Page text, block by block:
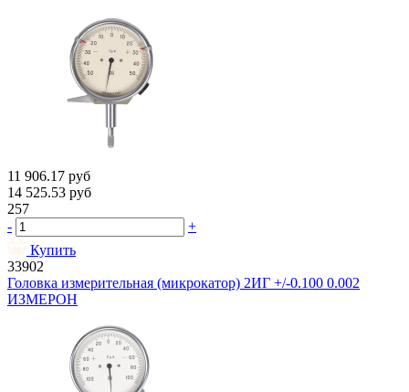
11 906.17 руб
14 525.53 руб
257
-
+
Купить
33902
Головка измерительная (микрокатор) 2ИГ +/-0.100 0.002
ИЗМЕРОН